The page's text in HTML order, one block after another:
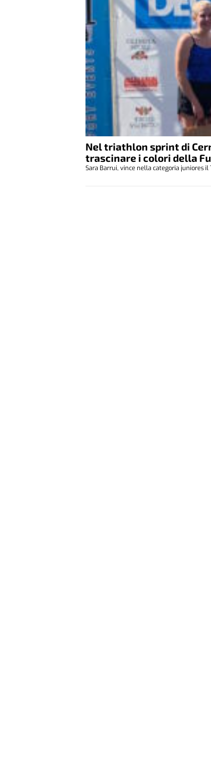
Nel triathlon sprint di
trascinare i colori della
Sara Barrui, vince nella categoria juniores